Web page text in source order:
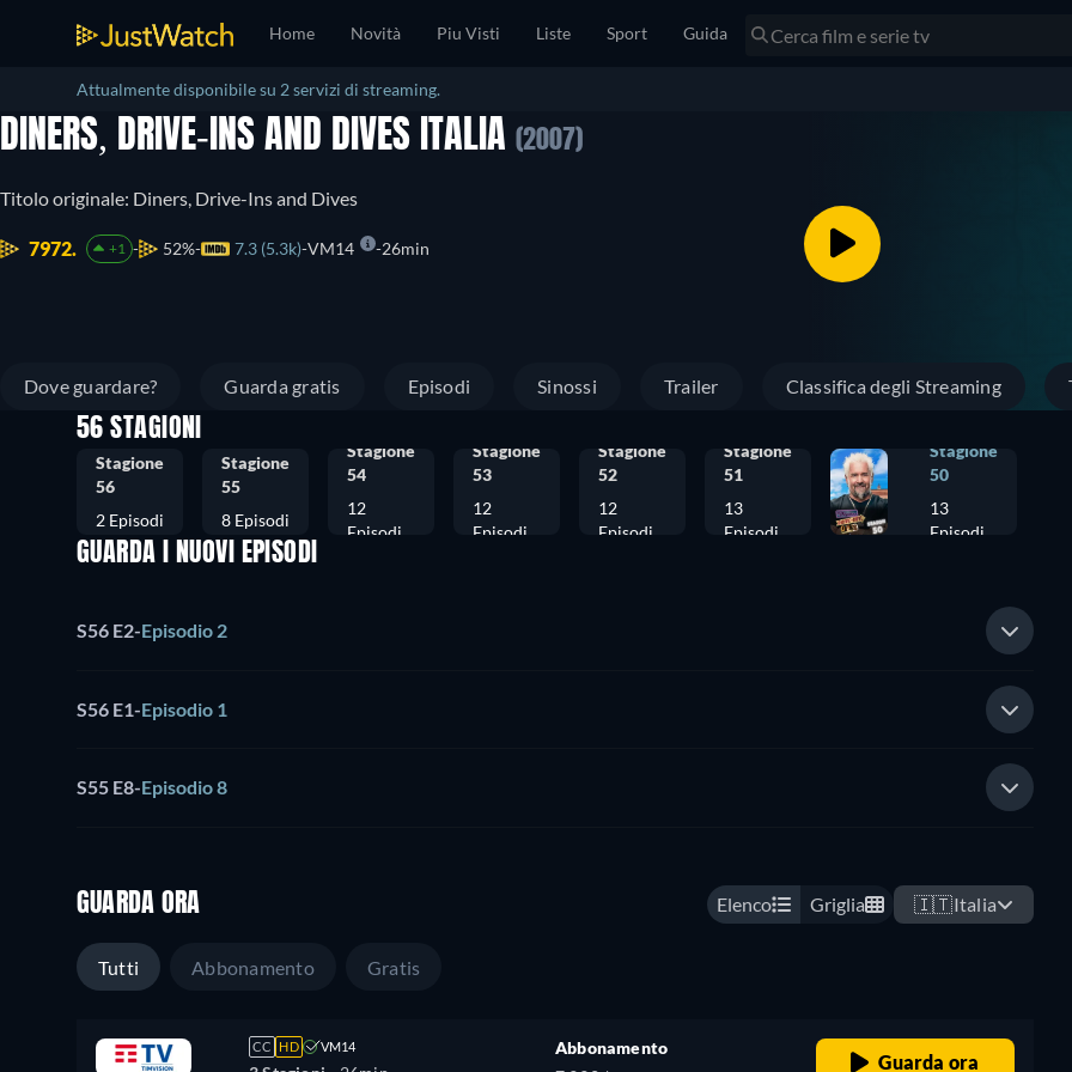
Home Novità Piu Visti Liste Sport Guida
Attualmente disponibile su 2 servizi di streaming.
DINERS, DRIVE-INS AND DIVES ITALIA (2007)
Titolo originale: Diners, Drive-Ins and Dives
7972. +1 52% 7.3 (5.3k) VM14 26min
Dove guardare? Guarda gratis Episodi Sinossi Trailer Classifica degli Streaming
56 STAGIONI
Stagione
56
2 Episodi
Stagione
55
8 Episodi
Stagione
54
12
Episodi
Stagione
53
12
Episodi
Stagione
52
12
Episodi
Stagione
51
13
Episodi
Stagione
50
13
Episodi
GUARDA I NUOVI EPISODI
S56 E2-Episodio 2
S56 E1-Episodio 1
S55 E8-Episodio 8
GUARDA ORA Elenco Griglia 🇮🇹Italia
Tutti Abbonamento Gratis
CC HD VM14
Abbonamento
Guarda ora